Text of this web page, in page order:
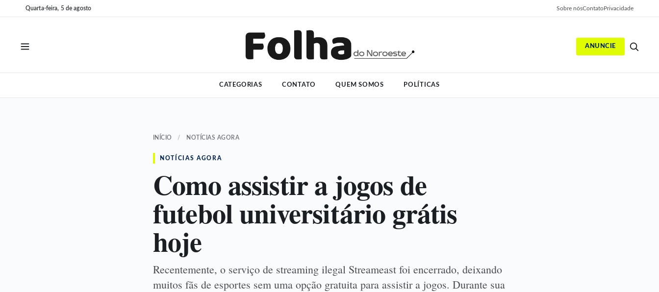
para
para
Quarta-feira, 5 de agosto Sobre nósContatoPrivacidade
ANUNCIE
CATEGORIAS CONTATO QUEM SOMOS POLÍTICAS
INÍCIO / NOTÍCIAS AGORA
NOTÍCIAS AGORA
Como assistir a jogos de
futebol universitário grátis
hoje
Recentemente, o serviço de streaming ilegal Streameast foi encerrado, deixando
muitos fãs de esportes sem uma opção gratuita para assistir a jogos. Durante sua